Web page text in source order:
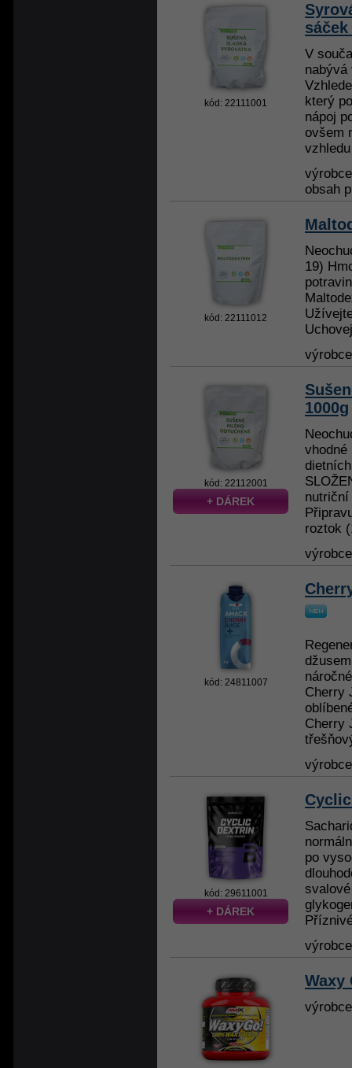
kód: 22111001
sáček
V
nabývá
který
nápoj
ovšem
obsah
kód: 22111012
19)
kód: 22112001
+ DÁREK
1000g
vhodné
nutriční
roztok
kód: 24811007
Cherry
Cherry
kód: 29611001
+ DÁREK
po
Waxy